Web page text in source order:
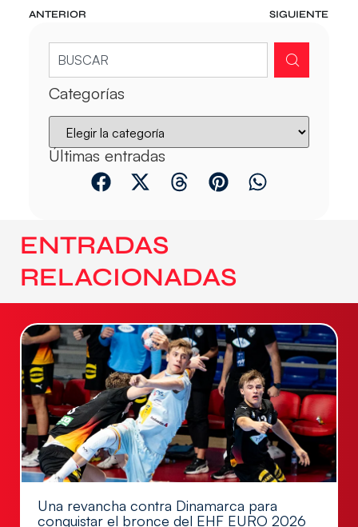
ANTERIOR SIGUIENTE
Categorías
Últimas entradas
ENTRADAS
RELACIONADAS
Una revancha contra Dinamarca para
conquistar el bronce del EHF EURO 2026